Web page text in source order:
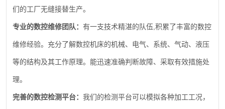
们的工厂无缝接替生产。
专业的数控维修团队： 有一支技术精湛的队伍 积累了丰富的数控
维修经验。充分了解数控机床的机械、电气、系统、气动、液压
等的结构及其工作原理。能迅速准确判断故障、采取有效措施处
理。
完善的数控检测平台： 我们的检测平台可以模拟各种加工工况，